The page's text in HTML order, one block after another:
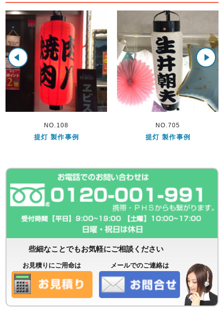
NO.108
提灯 製作事例
NO.705
提灯 製作事例
些細なことでもお気軽にご相談ください
お見積りにご用命は メールでのご連絡は